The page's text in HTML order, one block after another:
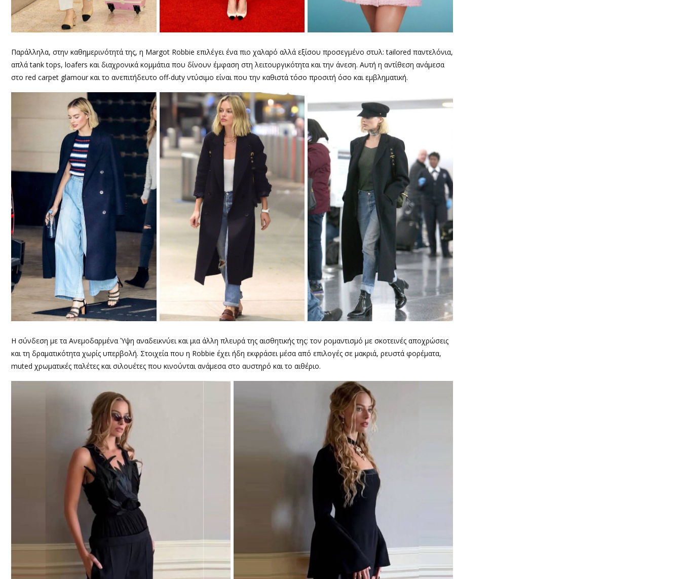
Παράλληλα, στην καθημερινότητά της, η Margot Robbie επιλέγει ένα πιο χαλαρό αλλά εξίσου προσεγμένο στυλ: tailored παντελόνια,
απλά tank tops, loafers και διαχρονικά κομμάτια που δίνουν έμφαση στη λειτουργικότητα και την άνεση. Αυτή η αντίθεση ανάμεσα
στο red carpet glamour και το ανεπιτήδευτο off-duty ντύσιμο είναι που την καθιστά τόσο προσιτή όσο και εμβληματική.
Η σύνδεση με τα Ανεμοδαρμένα Ύψη αναδεικνύει και μια άλλη πλευρά της αισθητικής της: τον ρομαντισμό με σκοτεινές αποχρώσεις
και τη δραματικότητα χωρίς υπερβολή. Στοιχεία που η Robbie έχει ήδη εκφράσει μέσα από επιλογές σε μακριά, ρευστά φορέματα,
muted χρωματικές παλέτες και σιλουέτες που κινούνται ανάμεσα στο αυστηρό και το αιθέριο.